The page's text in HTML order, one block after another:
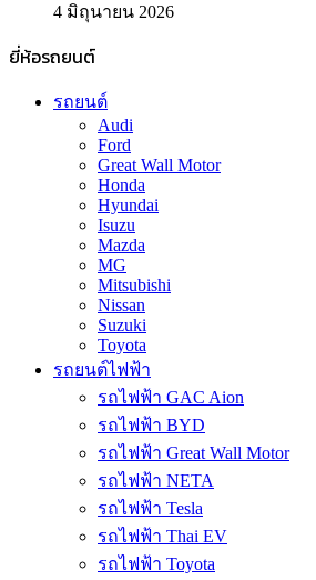
4 มิถุนายน 2026
ยี่ห้อรถยนต์
รถยนต์
Audi
Ford
Great Wall Motor
Honda
Hyundai
Isuzu
Mazda
MG
Mitsubishi
Nissan
Suzuki
Toyota
รถยนต์ไฟฟ้า
รถไฟฟ้า GAC Aion
รถไฟฟ้า BYD
รถไฟฟ้า Great Wall Motor
รถไฟฟ้า NETA
รถไฟฟ้า Tesla
รถไฟฟ้า Thai EV
รถไฟฟ้า Toyota